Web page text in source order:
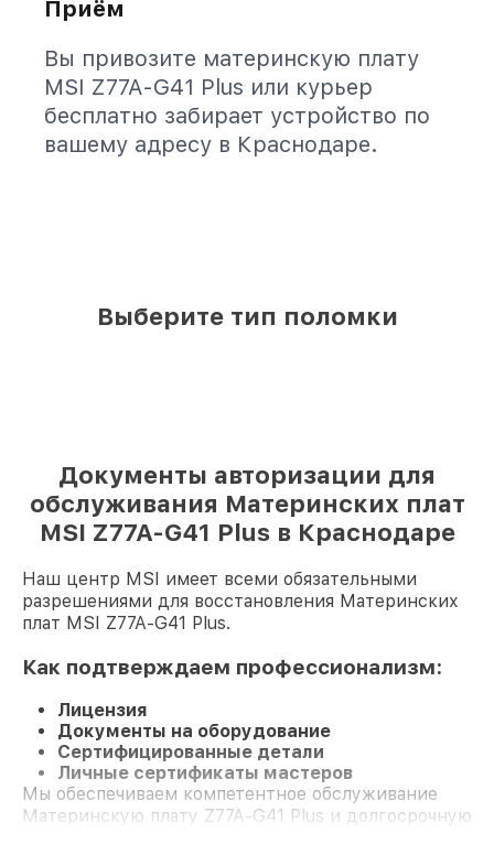
Приём
Вы привозите материнскую плату
MSI Z77A-G41 Plus или курьер
бесплатно забирает устройство по
вашему адресу в Краснодаре.
Выберите тип поломки
Документы авторизации для
обслуживания Материнских плат
MSI Z77A-G41 Plus в Краснодаре
Наш центр MSI имеет всеми обязательными
разрешениями для восстановления Материнских
плат MSI Z77A-G41 Plus.
Как подтверждаем профессионализм:
Лицензия
Документы на оборудование
Сертифицированные детали
Личные сертификаты мастеров
Мы обеспечиваем компетентное обслуживание
Материнскую плату Z77A-G41 Plus и долгосрочную